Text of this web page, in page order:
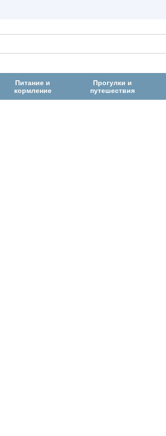
Питание и
кормление
Прогулки и
путешествия